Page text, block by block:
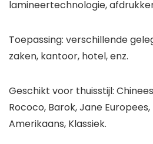
lamineertechnologie,
Toepassing: verschillende
zaken, kantoor, hotel, enz.
Geschikt voor thuisstijl:
Rococo, Barok, Jane
Amerikaans, Klassiek.